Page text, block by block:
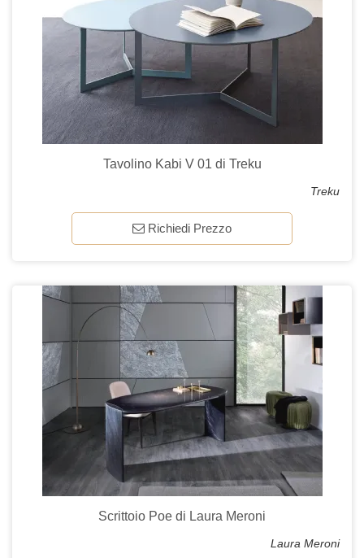
Tavolino Kabi V 01 di Treku
Treku
Richiedi Prezzo
Scrittoio Poe di Laura Meroni
Laura Meroni